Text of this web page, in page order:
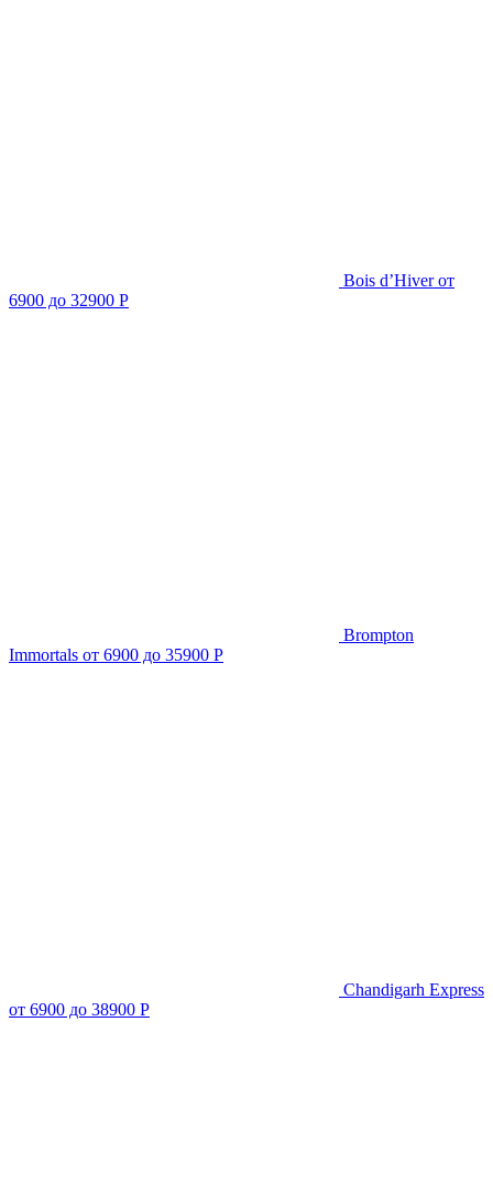
Bois d’Hiver от
6900 до 32900 Р
Brompton
Immortals от 6900 до 35900 Р
Chandigarh Express
от 6900 до 38900 Р